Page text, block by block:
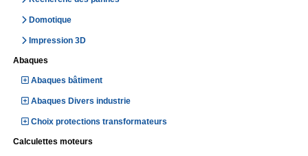
Domotique
Impression 3D
Abaques
Abaques bâtiment
Abaques Divers industrie
Choix protections transformateurs
Calculettes moteurs